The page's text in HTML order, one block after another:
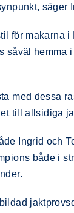
säger
för makarna i
såväl hemma i
med dessa
till allsidiga
Ingrid och
både i